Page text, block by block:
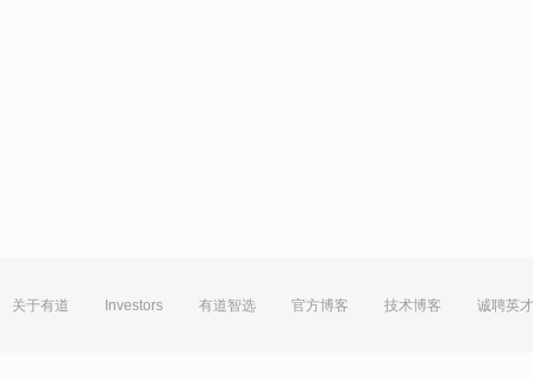
关于有道 Investors 有道智选 官方博客 技术博客 诚聘英才